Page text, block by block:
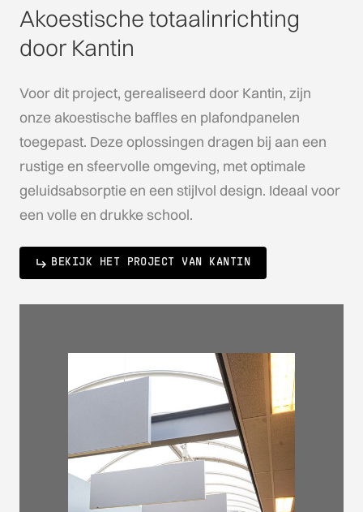
Akoestische totaalinrichting
door Kantin
Voor dit project, gerealiseerd door Kantin, zijn
onze akoestische baffles en plafondpanelen
toegepast. Deze oplossingen dragen bij aan een
rustige en sfeervolle omgeving, met optimale
geluidsabsorptie en een stijlvol design. Ideaal voor
een volle en drukke school.
BEKIJK HET PROJECT VAN KANTIN